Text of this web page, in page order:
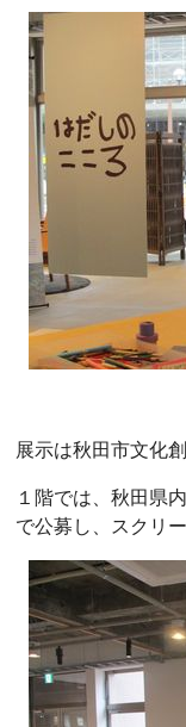
展示は秋田市文化
１階では、秋田県
で公募し、スクリ